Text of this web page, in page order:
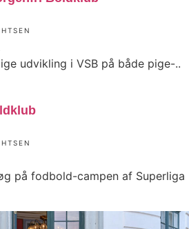
udvikling i VSB på både pige-..
på fodbold-campen af Superliga